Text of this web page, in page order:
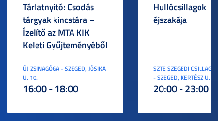
Tárlatnyitó: Csodás
tárgyak kincstára –
Ízelítő az MTA KIK
Keleti Gyűjteményéből
ÚJ ZSINAGÓGA - SZEGED, JÓSIKA
U. 10.
16:00 - 18:00
Hullócsillagok
éjszakája
SZTE SZEGEDI
- SZEGED, KERTÉSZ U. 3.
20:00 - 23:00